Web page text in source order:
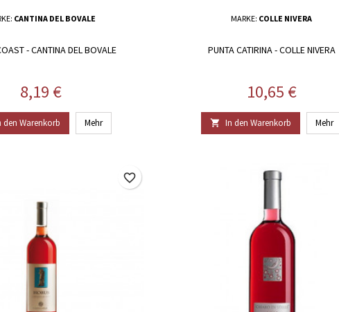
CANTINA DEL BOVALE
- CANTINA DEL BOVALE
Preis
8,19 €
den Warenkorb Mehr
MARKE: COLLE NIVERA
PUNTA CATIRINA - COLLE NIVERA
Preis
10,65 €
 In den Warenkorb Mehr
favorite_border